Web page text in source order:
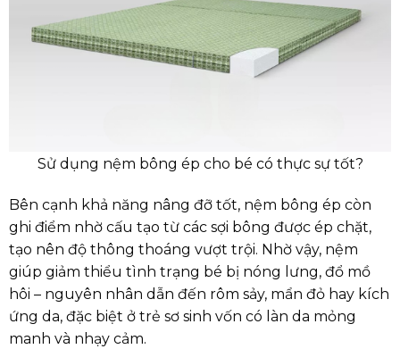
Sử dụng nệm bông ép cho bé có thực sự tốt?
Bên cạnh khả năng nâng đỡ tốt, nệm bông ép còn
ghi điểm nhờ cấu tạo từ các sợi bông được ép chặt,
tạo nên độ thông thoáng vượt trội. Nhờ vậy, nệm
giúp giảm thiểu tình trạng bé bị nóng lưng, đổ mồ
hôi – nguyên nhân dẫn đến rôm sảy, mẩn đỏ hay kích
ứng da, đặc biệt ở trẻ sơ sinh vốn có làn da mỏng
manh và nhạy cảm.